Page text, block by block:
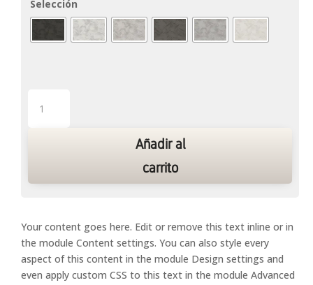
Selección
Añadir al
carrito
Your content goes here. Edit or remove this text inline or in
the module Content settings. You can also style every
aspect of this content in the module Design settings and
even apply custom CSS to this text in the module Advanced